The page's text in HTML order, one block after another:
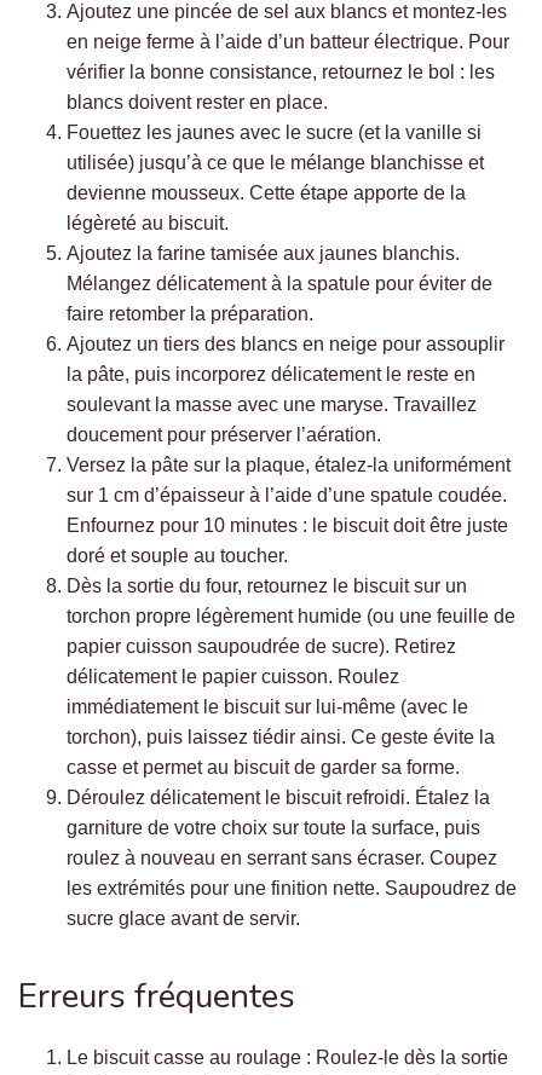
Ajoutez une pincée de sel aux blancs et montez-les
en neige ferme à l’aide d’un batteur électrique. Pour
vérifier la bonne consistance, retournez le bol : les
blancs doivent rester en place.
Fouettez les jaunes avec le sucre (et la vanille si
utilisée) jusqu’à ce que le mélange blanchisse et
devienne mousseux. Cette étape apporte de la
légèreté au biscuit.
Ajoutez la farine tamisée aux jaunes blanchis.
Mélangez délicatement à la spatule pour éviter de
faire retomber la préparation.
Ajoutez un tiers des blancs en neige pour assouplir
la pâte, puis incorporez délicatement le reste en
soulevant la masse avec une maryse. Travaillez
doucement pour préserver l’aération.
Versez la pâte sur la plaque, étalez-la uniformément
sur 1 cm d’épaisseur à l’aide d’une spatule coudée.
Enfournez pour 10 minutes : le biscuit doit être juste
doré et souple au toucher.
Dès la sortie du four, retournez le biscuit sur un
torchon propre légèrement humide (ou une feuille de
papier cuisson saupoudrée de sucre). Retirez
délicatement le papier cuisson. Roulez
immédiatement le biscuit sur lui-même (avec le
torchon), puis laissez tiédir ainsi. Ce geste évite la
casse et permet au biscuit de garder sa forme.
Déroulez délicatement le biscuit refroidi. Étalez la
garniture de votre choix sur toute la surface, puis
roulez à nouveau en serrant sans écraser. Coupez
les extrémités pour une finition nette. Saupoudrez de
sucre glace avant de servir.
Erreurs fréquentes
Le biscuit casse au roulage : Roulez-le dès la sortie